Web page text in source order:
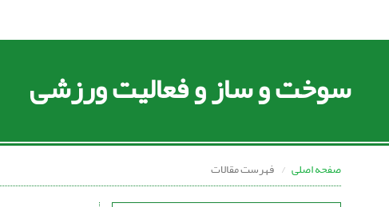
سوخت و ساز و فعالیت ورزشی
صفحه اصلی فهرست مقالات